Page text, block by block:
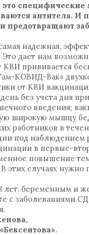
антитела. И
предотвращают
надежная,
дает нам
КВИ прививается
КОВИД-Вак»
от КВИ
без учета дня
введения;
широкую мышцу
работников в
под наблюдением
в первые-
повышение
этих случаях
лет, беременным и
с заболеваниями